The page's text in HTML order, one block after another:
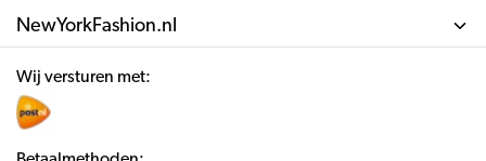
NewYorkFashion.nl
Wij versturen met: